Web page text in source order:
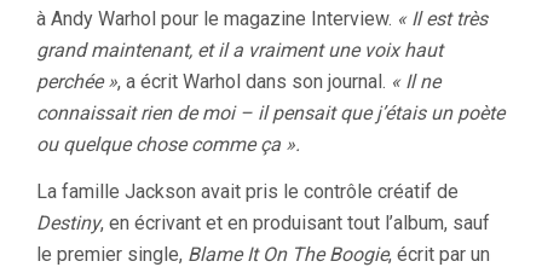
à Andy Warhol pour le magazine Interview. « Il est très
grand maintenant, et il a vraiment une voix haut
perchée », a écrit Warhol dans son journal. « Il ne
connaissait rien de moi – il pensait que j’étais un poète
ou quelque chose comme ça ».
La famille Jackson avait pris le contrôle créatif de
Destiny, en écrivant et en produisant tout l’album, sauf
le premier single, Blame It On The Boogie, écrit par un